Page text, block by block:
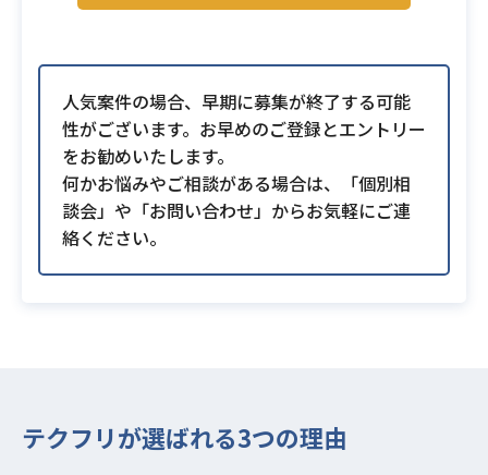
人気案件の場合、早期に募集が終了する可能
性がございます。お早めのご登録とエントリー
をお勧めいたします。
何かお悩みやご相談がある場合は、「個別相
談会」や「お問い合わせ」からお気軽にご連
絡ください。
テクフリが選ばれる3つの理由